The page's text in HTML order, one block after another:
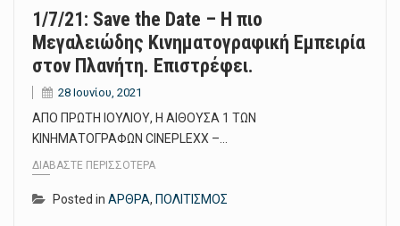
1/7/21: Save the Date – Η πιο
Μεγαλειώδης Κινηματογραφική Εμπειρία
στον Πλανήτη. Επιστρέφει.
28 Ιουνίου, 2021
ΑΠΟ ΠΡΩΤΗ ΙΟΥΛΙΟΥ, Η ΑΙΘΟΥΣΑ 1 ΤΩΝ
ΚΙΝΗΜΑΤΟΓΡΑΦΩΝ CINEPLEXX –…
ΔΙΑΒΆΣΤΕ ΠΕΡΙΣΣΌΤΕΡΑ
Posted in ΑΡΘΡΑ, ΠΟΛΙΤΙΣΜΟΣ